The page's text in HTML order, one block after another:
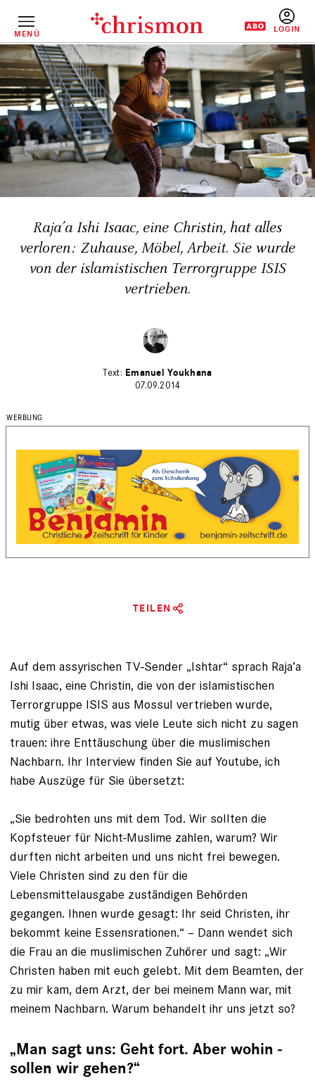
InhaltMENÜ
Raja’a Ishi Isaac, eine Christin, hat alles
verloren: Zuhause, Möbel, Arbeit. Sie wurde
von der islamistischen Terrorgruppe ISIS
vertrieben.
Emanuel Youkhana
07.09.2014
TEILEN
Auf dem assyrischen TV-Sender „Ishtar“ sprach Raja’a
Ishi Isaac, eine Christin, die von der islamistischen
Terrorgruppe ISIS aus Mossul vertrieben wurde,
mutig über etwas, was viele Leute sich nicht zu sagen
trauen: ihre Enttäuschung über die mus­limischen
Nachbarn. Ihr Interview finden Sie auf Youtube, ich
habe Auszüge für Sie übersetzt:
„Sie bedrohten uns mit dem Tod. Wir sollten die
Kopfsteuer für Nicht-Muslime zahlen, warum? Wir
durften nicht arbeiten und uns nicht frei bewegen.
Viele Christen sind zu den für die
Lebensmittelausgabe zuständigen Behörden
gegangen. Ihnen wurde gesagt: Ihr seid Christen, ihr
bekommt keine Essensrationen.“ – Dann wendet sich
die Frau an die muslimischen Zuhörer und sagt: „Wir
Christen haben mit euch gelebt. Mit dem Beamten, der
zu mir kam, dem Arzt, der bei meinem Mann war, mit
meinem Nachbarn. Warum behandelt ihr uns jetzt so?
„Man sagt uns: Geht fort. Aber wohin ­
sollen wir gehen?“